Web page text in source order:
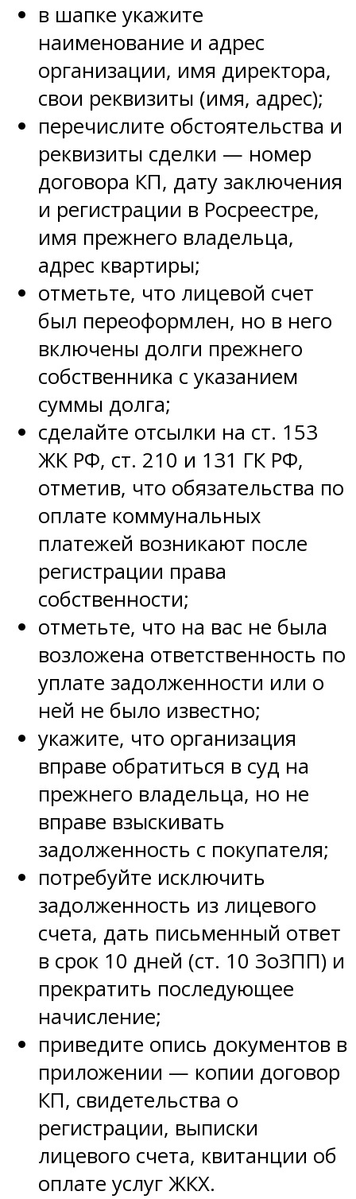
в шапке укажите
наименование и адрес
организации, имя директора,
свои реквизиты (имя, адрес);
перечислите обстоятельства и
реквизиты сделки — номер
договора КП, дату заключения
и регистрации в Росреестре,
имя прежнего владельца,
адрес квартиры;
отметьте, что лицевой счет
был переоформлен, но в него
включены долги прежнего
собственника с указанием
суммы долга;
сделайте отсылки на ст. 153
ЖК РФ, ст. 210 и 131 ГК РФ,
отметив, что обязательства по
оплате коммунальных
платежей возникают после
регистрации права
собственности;
отметьте, что на вас не была
возложена ответственность по
уплате задолженности или о
ней не было известно;
укажите, что организация
вправе обратиться в суд на
прежнего владельца, но не
вправе взыскивать
задолженность с покупателя;
потребуйте исключить
задолженность из лицевого
счета, дать письменный ответ
в срок 10 дней (ст. 10 ЗоЗПП) и
прекратить последующее
начисление;
приведите опись документов в
приложении — копии договор
КП, свидетельства о
регистрации, выписки
лицевого счета, квитанции об
оплате услуг ЖКХ.